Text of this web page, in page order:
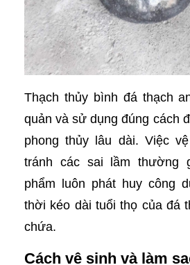
Thạch thủy bình đá thạch
quản và sử dụng đúng cách
phong thủy lâu dài. Việc
tránh các sai lầm thường
phẩm luôn phát huy công
thời kéo dài tuổi thọ của đá
chứa.
Cách vệ sinh và làm